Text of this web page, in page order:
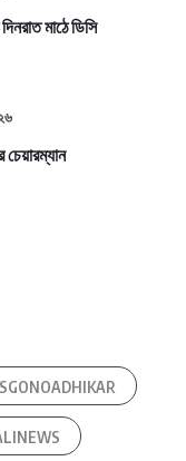
মাঠে ডিসি
চেয়ারম্যান